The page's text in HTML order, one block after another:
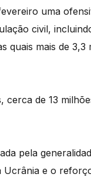
uma
civil,
quais mais de
cerca de 13
pela
e o